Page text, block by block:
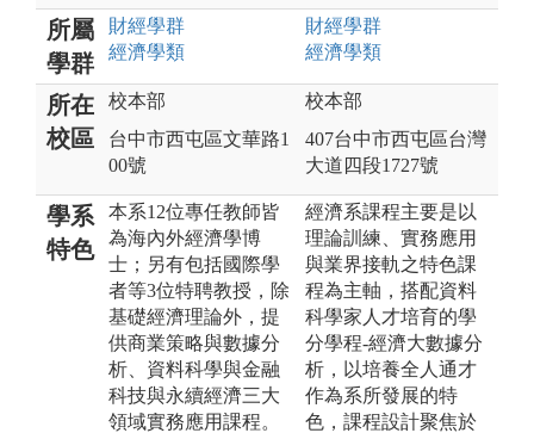
所屬
學群
財經學群
經濟學類
財經學群
經濟學類
所在
校區
校本部
台中市西屯區文華路1
00號
校本部
407台中市西屯區台灣
大道四段1727號
學系
特色
本系12位專任教師皆
為海內外經濟學博
士；另有包括國際學
者等3位特聘教授，除
基礎經濟理論外，提
供商業策略與數據分
析、資料科學與金融
科技與永續經濟三大
領域實務應用課程。
經濟系課程主要是以
理論訓練、實務應用
與業界接軌之特色課
程為主軸，搭配資料
科學家人才培育的學
分學程-經濟大數據分
析，以培養全人通才
作為系所發展的特
色，課程設計聚焦於